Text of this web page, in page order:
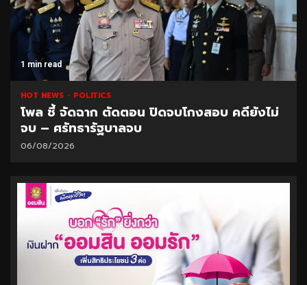
1 min read
HOT NEWS POLITICS
โพล ชี้ จัดฉาก ตัดตอน ปิดจบโกงสอบ คดียังไม่
จบ – ศรัทธารัฐบาลจบ
06/08/2026